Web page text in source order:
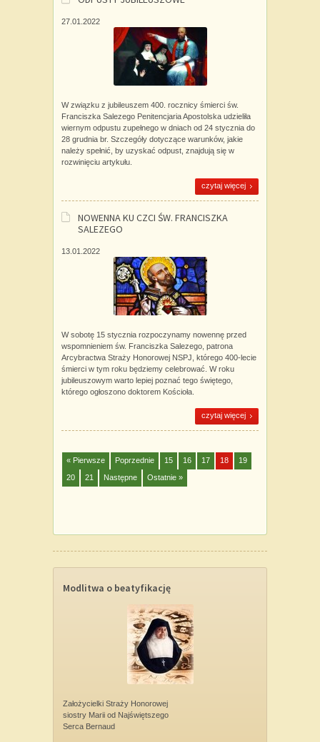
27.01.2022
W związku z jubileuszem 400. rocznicy śmierci św.
Franciszka Salezego Penitencjaria Apostolska udzieliła
wiernym odpustu zupełnego w dniach od 24 stycznia do
28 grudnia br. Szczegóły dotyczące warunków, jakie
należy spełnić, by uzyskać odpust, znajdują się w
rozwinięciu artykułu.
czytaj więcej
NOWENNA KU CZCI ŚW. FRANCISZKA
SALEZEGO
13.01.2022
W sobotę 15 stycznia rozpoczynamy nowennę przed
wspomnieniem św. Franciszka Salezego, patrona
Arcybractwa Straży Honorowej NSPJ, którego 400-lecie
śmierci w tym roku będziemy celebrować. W roku
jubileuszowym warto lepiej poznać tego świętego,
którego ogłoszono doktorem Kościoła.
czytaj więcej
« Pierwsze Poprzednie 15 16 17 18
19
20
21 Następne Ostatnie »
Modlitwa o beatyfikację
Założycielki Straży Honorowej
siostry Marii od Najświętszego
Serca Bernaud